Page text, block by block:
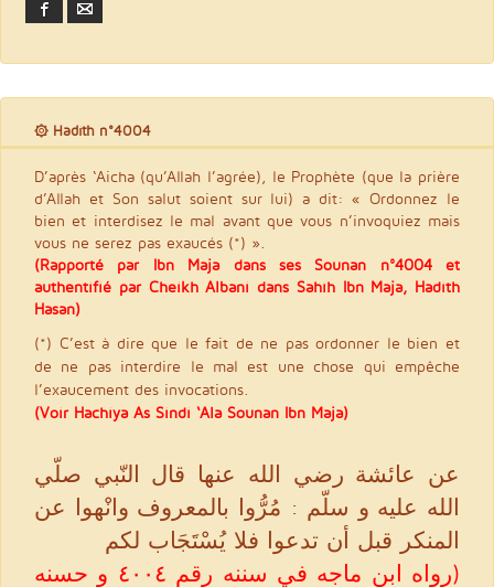
Facebook
۞ Hadith n°4004
D’après ‘Aicha (qu’Allah l’agrée), le Prophète (que la prière
d’Allah et Son salut soient sur lui) a dit: « Ordonnez le
bien et interdisez le mal avant que vous n’invoquiez mais
vous ne serez pas exaucés (*) ».
(Rapporté par Ibn Maja dans ses Sounan n°4004 et
authentifié par Cheikh Albani dans Sahîh Ibn Maja, Hadith
Hasan)
(*) C’est à dire que le fait de ne pas ordonner le bien et
de ne pas interdire le mal est une chose qui empêche
l’exaucement des invocations.
(Voir Hachiya As Sindi ‘Ala Sounan Ibn Maja)
عن عائشة رضي الله عنها قال النّبي صلّي
الله عليه و سلّم : مُرُّوا بالمعروف وانْهوا عن
المنكر قبل أن تدعوا فلا يُسْتَجَاب لكم
(رواه ابن ماجه في سننه رقم ٤٠٠٤ و حسنه